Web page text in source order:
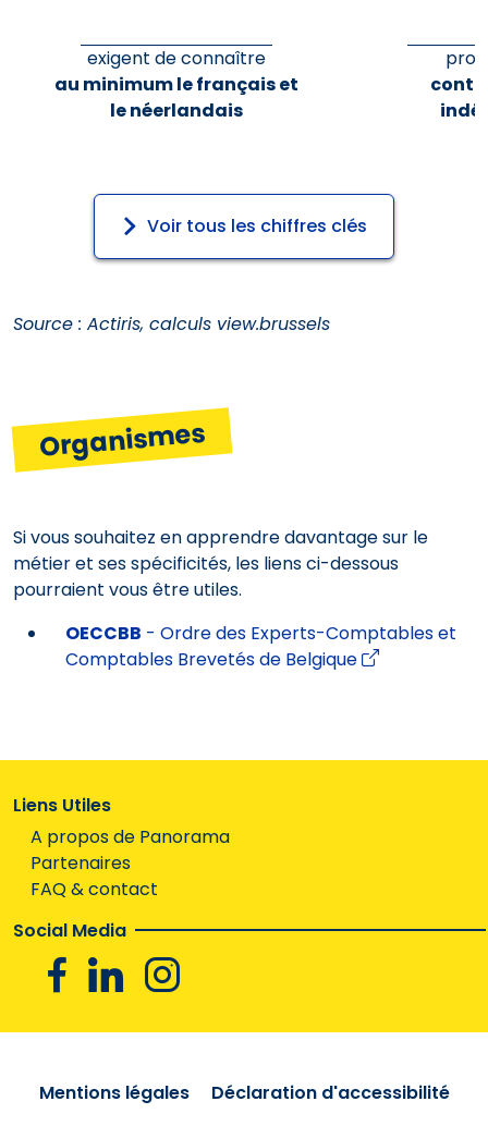
exigent de connaître
au minimum le français et
le néerlandais
Voir tous les chiffres clés
Source : Actiris, calculs view.brussels
Organismes
Si vous souhaitez en apprendre davantage sur le
métier et ses spécificités, les liens ci-dessous
pourraient vous être utiles.
OECCBB - Ordre des Experts-Comptables et
Comptables Brevetés de Belgique
Liens Utiles
A propos de Panorama
Partenaires
FAQ & contact
Social Media
FacebookLinkedin
Mentions légales Déclaration d'accessibilité